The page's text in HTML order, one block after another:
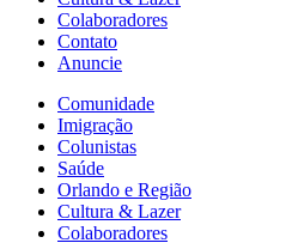
Colaboradores
Contato
Anuncie
Comunidade
Imigração
Colunistas
Saúde
Orlando e Região
Cultura & Lazer
Colaboradores